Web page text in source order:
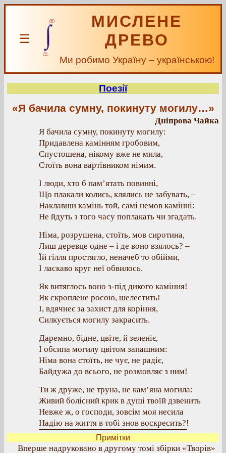
☰
МИСЛЕНЕ
ДРЕВО
Ми робимо Україну – українською!
Поезії
«Я бачила сумну, покинуту могилу…»
Дніпрова Чайка
Я бачила сумну, покинуту могилу:
Придавлена камінням гробовим,
Спустошена, нікому вже не мила,
Стоїть вона вартівником німим.
І люди, хто б пам’ятать повинні,
Що плакали колись, клялись не забувать, –
Наклавши камінь той, самі немов камінні:
Не йдуть з того часу поплакать чи згадать.
Німа, розрушена, стоїть, мов сиротина,
Лиш деревце одне – і де воно взялось? –
Їй гілля простягло, неначеб то обійми,
І ласкаво круг неї обвилось.
Як витяглось воно з-під дикого каміння!
Як скроплене росою, шелестить!
І, вдячнеє за захист для коріння,
Силкується могилу закрасить.
Даремно, бідне, цвіте, й зеленіє,
І обсипа могилу цвітом запашним:
Німа вона стоїть, не чує, не радіє,
Байдужа до всього, не розмовляє з ним!
Ти ж друже, не труна, не кам’яна могила:
Живий болісний крик в душі твоїй дзвенить
Невже ж, о господи, зовсім моя несила
Надію на життя в тобі знов воскресить?!
Примітки
Вперше надруковано в другому томі збірки «Творів»